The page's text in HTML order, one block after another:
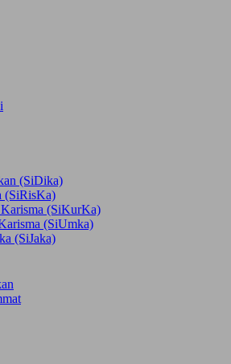
(SiDika)
(SiRisKa)
(SiKurKa)
(SiUmka)
(SiJaka)